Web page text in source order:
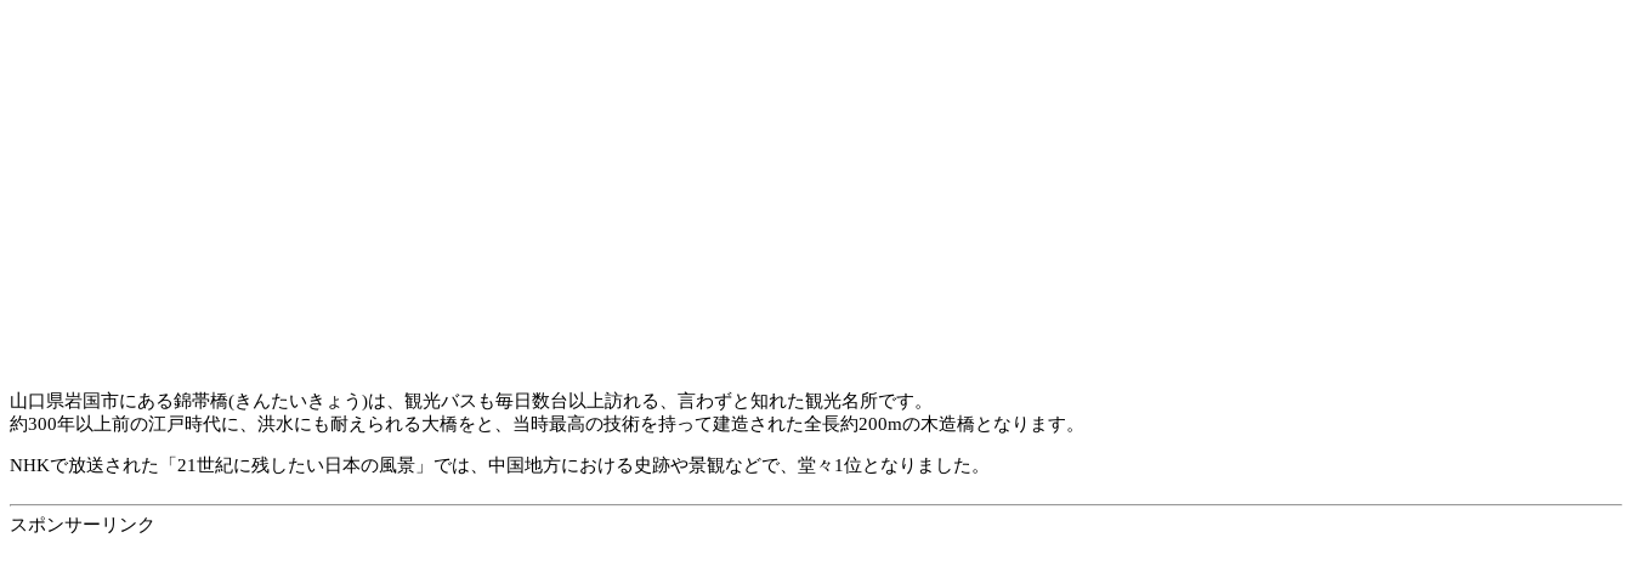
山口県岩国市にある錦帯橋(きんたいきょう)は、観光バスも毎日数台以上訪れる、言わずと知れた観光名所です。
約300年以上前の江戸時代に、洪水にも耐えられる大橋をと、当時最高の技術を持って建造された全長約200mの木造橋となります。
NHKで放送された「21世紀に残したい日本の風景」では、中国地方における史跡や景観などで、堂々1位となりました。
スポンサーリンク